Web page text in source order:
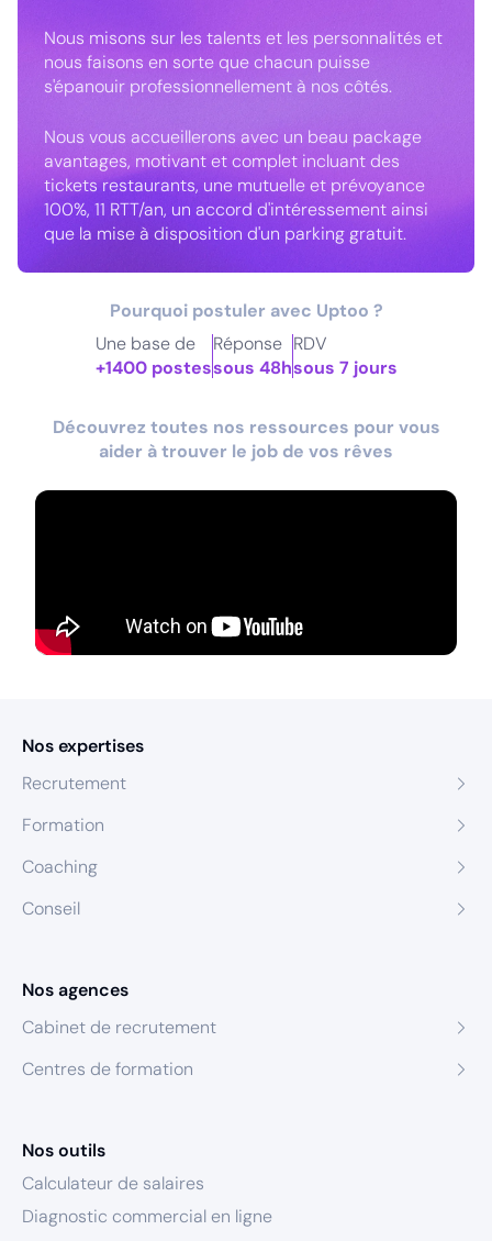
Nous misons sur les talents et les personnalités et
nous faisons en sorte que chacun puisse
s'épanouir professionnellement à nos côtés.
Nous vous accueillerons avec un beau package
avantages, motivant et complet incluant des
tickets restaurants, une mutuelle et prévoyance
100%, 11 RTT/an, un accord d'intéressement ainsi
que la mise à disposition d'un parking gratuit.
Pourquoi postuler avec Uptoo ?
Une base de
+1400 postes
Réponse
sous 48h
RDV
sous 7 jours
Découvrez toutes nos ressources pour vous
aider à trouver le job de vos rêves
Nos expertises
Recrutement
Formation
Coaching
Conseil
Nos agences
Cabinet de recrutement
Centres de formation
Nos outils
Calculateur de salaires
Diagnostic commercial en ligne